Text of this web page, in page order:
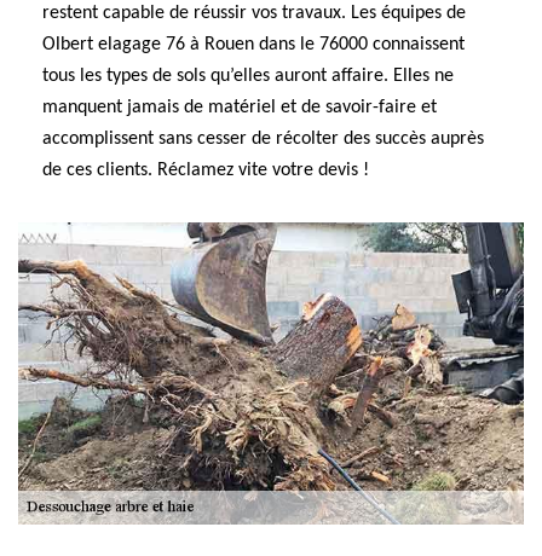
restent capable de réussir vos travaux. Les équipes de
Olbert elagage 76 à Rouen dans le 76000 connaissent
tous les types de sols qu’elles auront affaire. Elles ne
manquent jamais de matériel et de savoir-faire et
accomplissent sans cesser de récolter des succès auprès
de ces clients. Réclamez vite votre devis !